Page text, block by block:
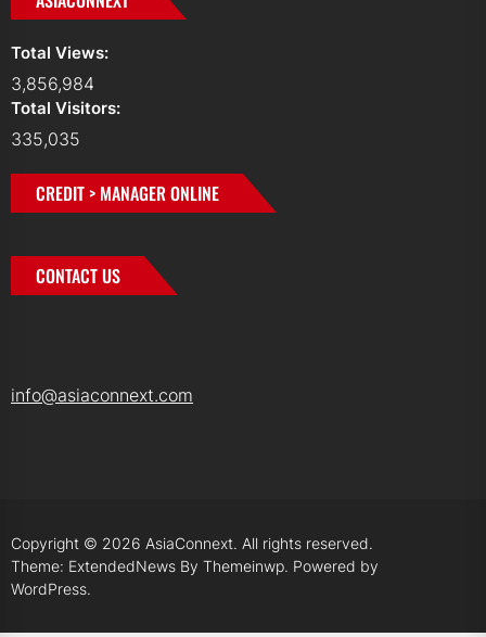
Total Views:
3,856,984
Total Visitors:
335,035
CREDIT > MANAGER ONLINE
CONTACT US
info@asiaconnext.com
Copyright © 2026 AsiaConnext. All rights reserved.
Theme: ExtendedNews By Themeinwp. Powered by
WordPress.